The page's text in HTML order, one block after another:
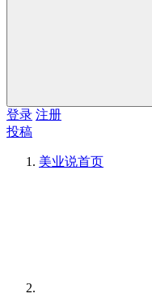
登录 注册
投稿
美业说首页